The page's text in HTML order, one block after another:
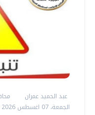
عبد الحميد عمران
الجمعة، 07 اغسطس 2026 10:41 ص